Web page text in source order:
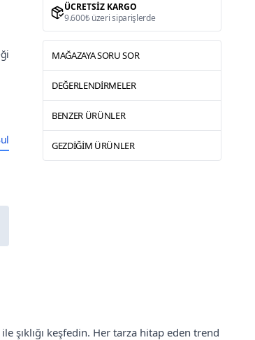
ÜCRETSIZ KARGO
9.600₺ üzeri siparişlerde
MAĞAZAYA SORU SOR
DEĞERLENDIRMELER
BENZER ÜRÜNLER
GEZDIĞIM ÜRÜNLER
şıklığı keşfedin. Her tarza hitap eden trend